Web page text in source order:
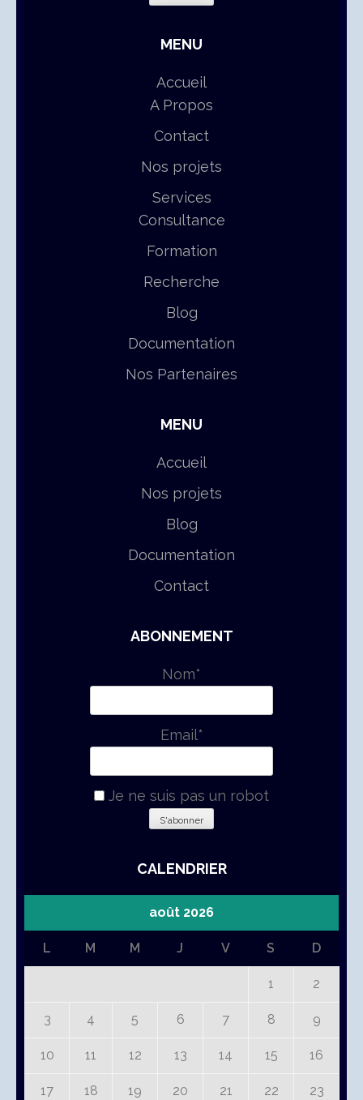
MENU
Accueil
A Propos
Contact
Nos projets
Services
Consultance
Formation
Recherche
Blog
Documentation
Nos Partenaires
MENU
Accueil
Nos projets
Blog
Documentation
Contact
ABONNEMENT
Nom*
Email*
Je ne suis pas un robot
CALENDRIER
août 2026
L M M J V S D
1 2
3 4 5 6 7 8 9
10 11 12 13 14 15 16
17 18 19 20 21 22 23